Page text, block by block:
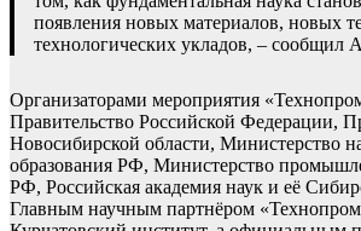
появления новых материалов, новых
технологических укладов, – сообщил
Организаторами мероприятия
Правительство Российской Федерации,
Новосибирской области, Министерство
образования РФ, Министерство
РФ, Российская академия наук и её
Главным научным партнёром